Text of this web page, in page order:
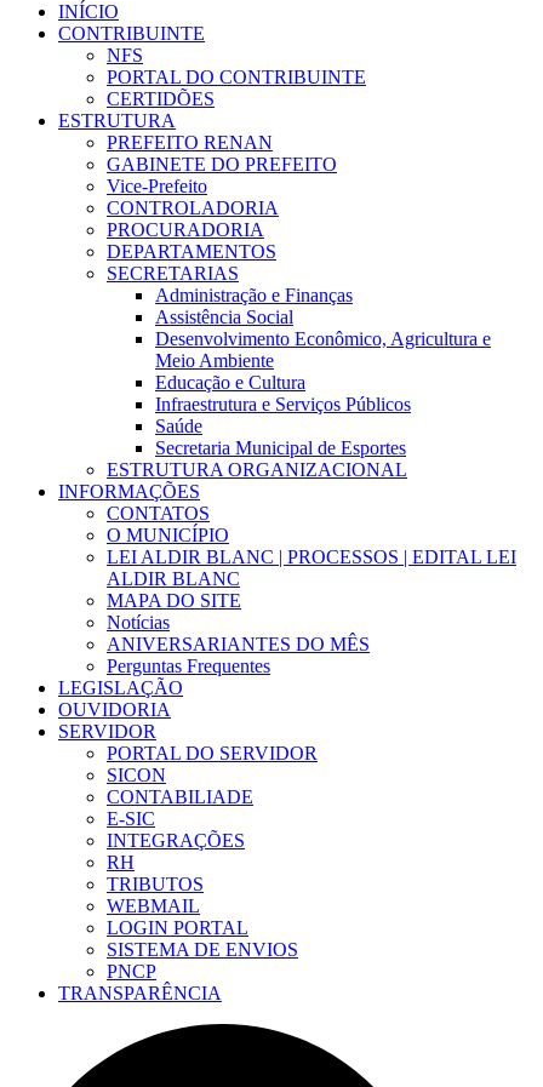
INÍCIO
CONTRIBUINTE
NFS
PORTAL DO CONTRIBUINTE
CERTIDÕES
ESTRUTURA
PREFEITO RENAN
GABINETE DO PREFEITO
Vice-Prefeito
CONTROLADORIA
PROCURADORIA
DEPARTAMENTOS
SECRETARIAS
Administração e Finanças
Assistência Social
Desenvolvimento Econômico, Agricultura e
Meio Ambiente
Educação e Cultura
Infraestrutura e Serviços Públicos
Saúde
Secretaria Municipal de Esportes
ESTRUTURA ORGANIZACIONAL
INFORMAÇÕES
CONTATOS
O MUNICÍPIO
LEI ALDIR BLANC | PROCESSOS | EDITAL LEI
ALDIR BLANC
MAPA DO SITE
Notícias
ANIVERSARIANTES DO MÊS
Perguntas Frequentes
LEGISLAÇÃO
OUVIDORIA
SERVIDOR
PORTAL DO SERVIDOR
SICON
CONTABILIADE
E-SIC
INTEGRAÇÕES
RH
TRIBUTOS
WEBMAIL
LOGIN PORTAL
SISTEMA DE ENVIOS
PNCP
TRANSPARÊNCIA